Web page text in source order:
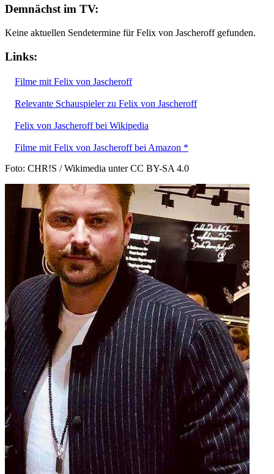
Demnächst im TV:
Keine aktuellen Sendetermine für Felix von Jascheroff gefunden.
Links:
Filme mit Felix von Jascheroff
Relevante Schauspieler zu Felix von Jascheroff
Felix von Jascheroff bei Wikipedia
Filme mit Felix von Jascheroff bei Amazon *
Foto: CHR!S / Wikimedia unter CC BY-SA 4.0